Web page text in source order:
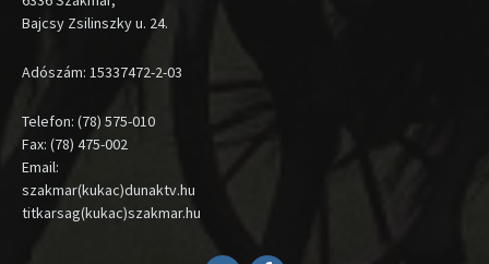
Bajcsy Zsilinszky u. 24.
Adószám: 15337472-2-03
Telefon: (78) 575-010
Fax: (78) 475-002
Email:
szakmar(kukac)dunaktv.hu
titkarsag(kukac)szakmar.hu